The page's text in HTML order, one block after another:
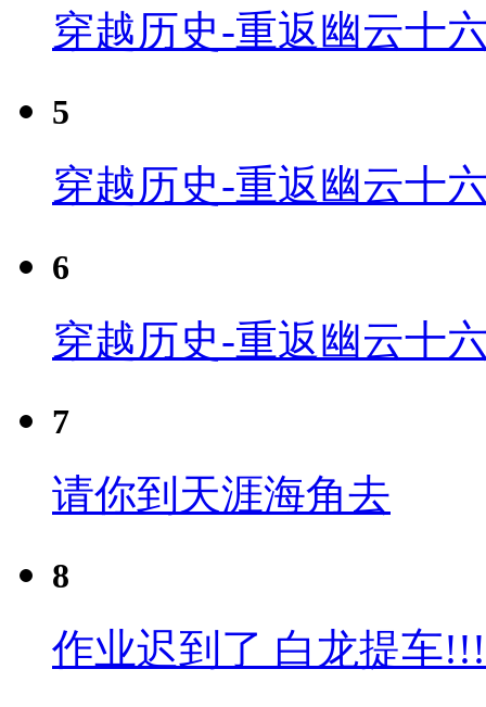
穿越历史-重返幽云十
5
穿越历史-重返幽云十
6
穿越历史-重返幽云十
7
请你到天涯海角去
8
作业迟到了 白龙提车